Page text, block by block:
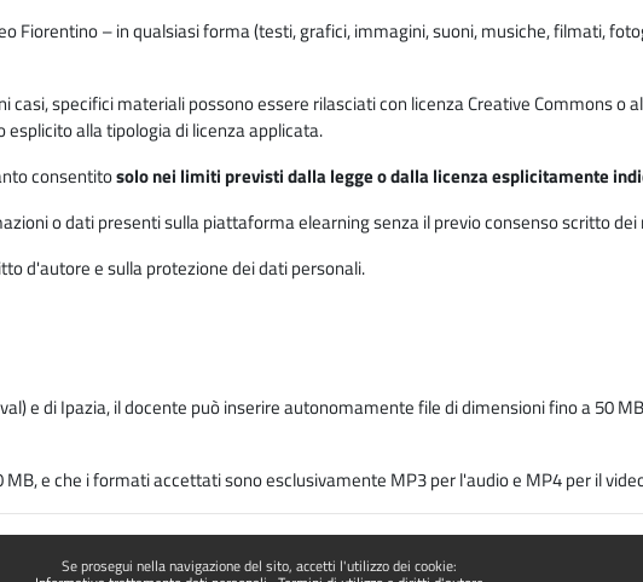
Se prosegui nella navigazione del sito, accetti l'utilizzo dei cookie:
– in qualsiasi forma (testi, grafici, immagini, suoni, musiche, filmati,
specifici materiali possono essere rilasciati con licenza Creative Commons o
alla tipologia di licenza applicata.
consentitosolo nei limiti previsti dalla legge o dalla licenza esplicitamente
o dati presenti sulla piattaforma elearning senza il previo consenso scritto
d'autore e sulla protezione dei dati personali.
e di Ipazia, il docente può inserire autonomamente file di dimensioni fino a 50
e che i formati accettati sono esclusivamente MP3 per l'audio e MP4 per il